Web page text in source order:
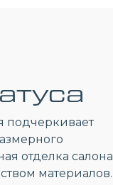
подчеркивает
отделка салона
материалов.